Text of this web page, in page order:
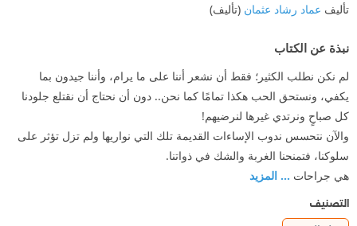
تأليف عماد رشاد عثمان (تأليف)
نبذة عن الكتاب
لم نكن نطلب الكثير؛ فقط أن نشعر أننا على ما يرام، وأننا جيدون بما
يكفي، ونستحق الحب هكذا تمامًا كما نحن.. دون أن نحتاج أن نقتلع جلودنا
كل صباحٍ ونرتدي غيرها لنرضيهم!
والآن نتحسس ندوب الإساءات القديمة تلك التي نواريها ولم تزل تؤثر على
سلوكنا، فتمنحنا الغربة والشك في ذواتنا.
هي جراحات ... المزيد
التصنيف